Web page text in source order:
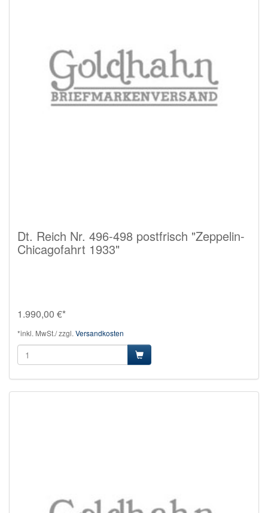
Dt. Reich Nr. 496-498 postfrisch "Zeppelin-
Chicagofahrt 1933"
1.990,00 €*
*inkl. MwSt./ zzgl. Versandkosten